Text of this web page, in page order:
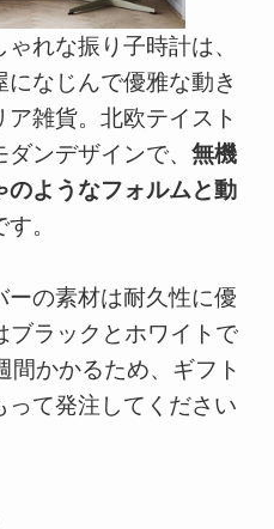
れな振り子時計は、
なじんで優雅な動き
雑貨。北欧テイスト
ンデザインで、 無機
のようなフォルムと動
す。
ーの素材は耐久性に優
ブラックとホワイトで
間かかるため、ギフト
って発注してください